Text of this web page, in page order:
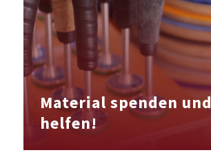
Material spenden und
helfen!